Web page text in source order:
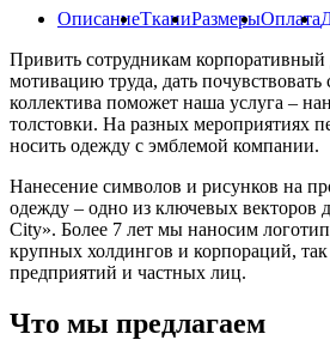
ОписаниеТканиРазмерыОплата
Привить сотрудникам
мотивацию труда, дать
коллектива поможет наша услуга –
толстовки. На разных мероприятиях
носить одежду с эмблемой компании.
Нанесение символов и рисунков на
одежду – одно из ключевых векторов
City». Более 7 лет мы наносим
крупных холдингов и корпораций,
предприятий и частных лиц.
Что мы предлагаем